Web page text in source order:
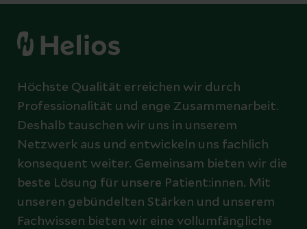
Höchste Qualität erreichen wir durch
Professionalität und enge Zusammenarbeit.
Deshalb tauschen wir uns in unserem
Netzwerk aus und entwickeln uns fachlich
konsequent weiter. Gemeinsam bieten wir die
beste Lösung für unsere Patient:innen. Mit
unseren gebündelten Stärken und unserem
Fachwissen bieten wir eine vollumfängliche